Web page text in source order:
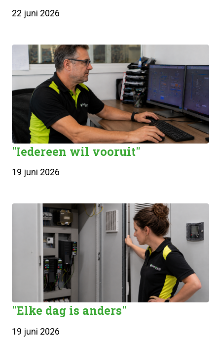
22 juni 2026
"Iedereen wil vooruit"
19 juni 2026
"Elke dag is anders"
19 juni 2026